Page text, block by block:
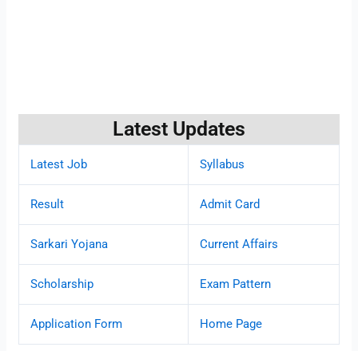
Latest Updates
Latest Job Syllabus
Result Admit Card
Sarkari Yojana Current Affairs
Scholarship Exam Pattern
Application Form Home Page